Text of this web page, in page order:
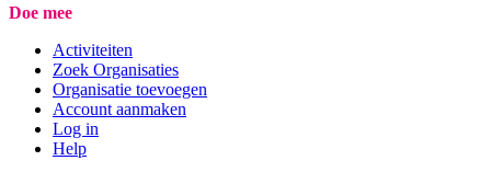
Doe mee
Activiteiten
Zoek Organisaties
Organisatie toevoegen
Account aanmaken
Log in
Help